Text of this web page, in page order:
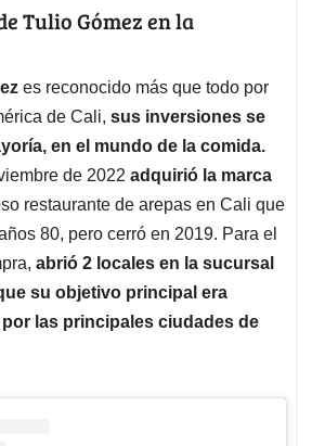
Tulio Gómez en la
es reconocido más que todo por
de Cali, sus inversiones se
en el mundo de la comida.
de 2022 adquirió la marca
restaurante de arepas en Cali que
80, pero cerró en 2019. Para el
abrió 2 locales en la sucursal
su objetivo principal era
las principales ciudades de